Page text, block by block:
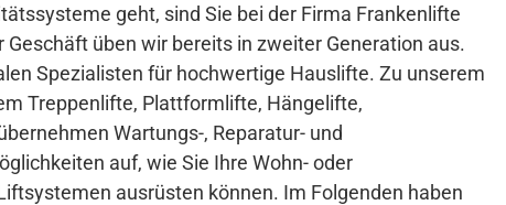
geht, sind Sie bei der Firma Frankenlifte
üben wir bereits in zweiter Generation aus.
Spezialisten für hochwertige Hauslifte. Zu unserem
Treppenlifte, Plattformlifte, Hängelifte,
Wartungs-, Reparatur- und
auf, wie Sie Ihre Wohn- oder
ausrüsten können. Im Folgenden haben